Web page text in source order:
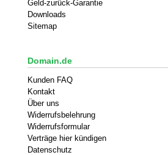
Geld-zurück-Garantie
Downloads
Sitemap
Domain.de
Kunden FAQ
Kontakt
Über uns
Widerrufsbelehrung
Widerrufsformular
Verträge hier kündigen
Datenschutz